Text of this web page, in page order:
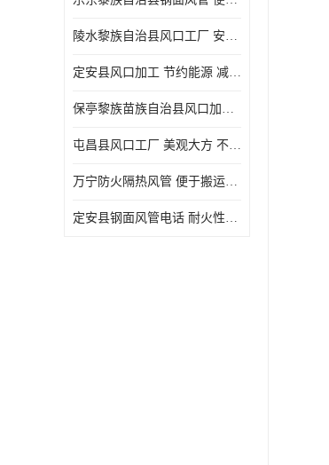
陵水黎族自治县风口工厂 安装简便 安装也相对容易
定安县风口加工 节约能源 减少能量损失
保亭黎族苗族自治县风口加工 减少能耗 以适应不同的需求
屯昌县风口工厂 美观大方 不仅具有实用功能
万宁防火隔热风管 便于搬运和安装 良好的导热性能
定安县钢面风管电话 耐火性能好 能够抵抗高温和火灾